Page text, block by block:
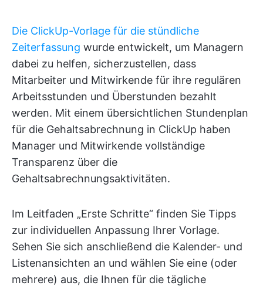
Die ClickUp-Vorlage für die stündliche
Zeiterfassung wurde entwickelt, um Managern
dabei zu helfen, sicherzustellen, dass
Mitarbeiter und Mitwirkende für ihre regulären
Arbeitsstunden und Überstunden bezahlt
werden. Mit einem übersichtlichen Stundenplan
für die Gehaltsabrechnung in ClickUp haben
Manager und Mitwirkende vollständige
Transparenz über die
Gehaltsabrechnungsaktivitäten.
Im Leitfaden „Erste Schritte“ finden Sie Tipps
zur individuellen Anpassung Ihrer Vorlage.
Sehen Sie sich anschließend die Kalender- und
Listenansichten an und wählen Sie eine (oder
mehrere) aus, die Ihnen für die tägliche